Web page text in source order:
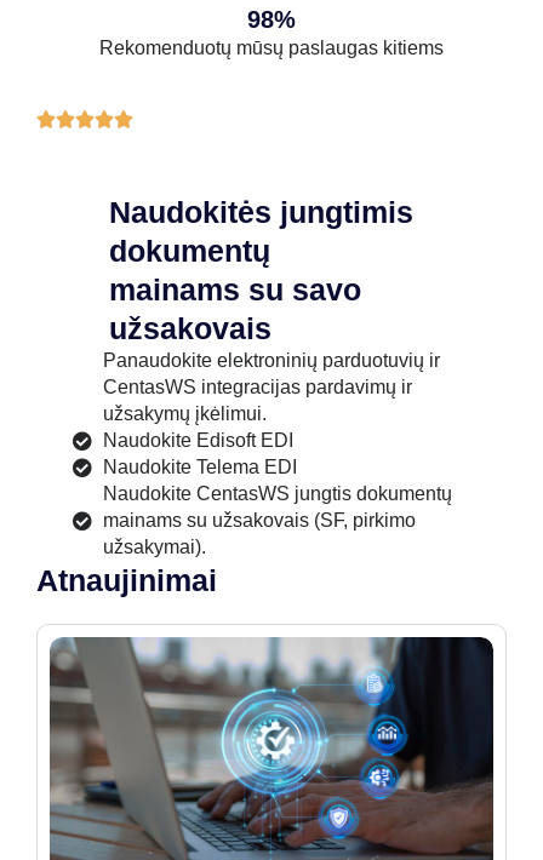
98%
Rekomenduotų mūsų paslaugas kitiems

Naudokitės jungtimis
dokumentų
mainams su savo
užsakovais
Panaudokite elektroninių parduotuvių ir
CentasWS integracijas pardavimų ir
užsakymų įkėlimui.
Naudokite Edisoft EDI
Naudokite Telema EDI
Naudokite CentasWS jungtis dokumentų
mainams su užsakovais (SF, pirkimo
užsakymai).
Atnaujinimai